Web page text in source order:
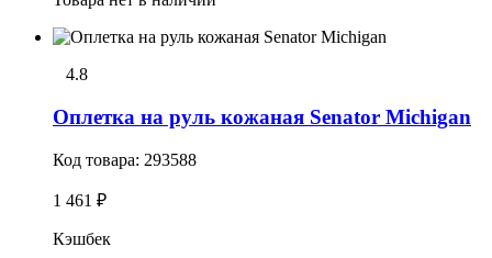
4.8
Оплетка на руль кожаная Senator Michigan
Код товара: 293588
1 461 ₽
Кэшбек